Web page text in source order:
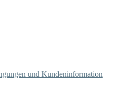
und Kundeninformation